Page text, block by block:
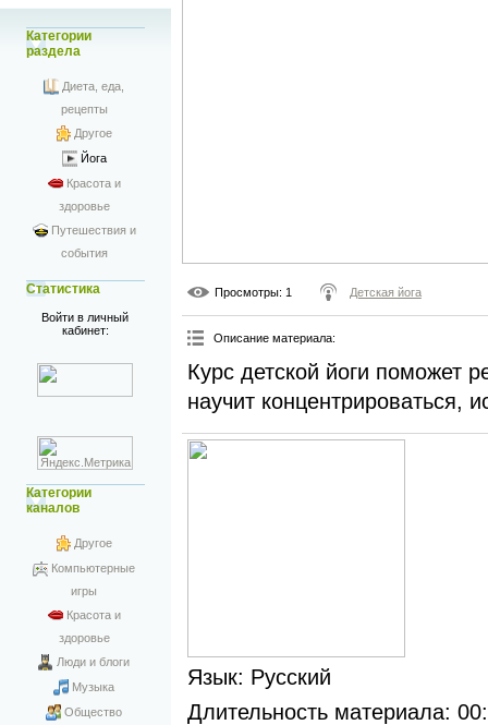
Категории
раздела
Диета, еда,
рецепты
Другое
Йога
Красота и
здоровье
Путешествия и
события
Статистика
Войти в личный
кабинет:
Категории
каналов
Другое
Компьютерные
игры
Красота и
здоровье
Люди и блоги
Музыка
Общество
Просмотры: 1 Детская йога
Описание материала:
Курс детской йоги поможет
научит концентрироваться,
Язык: Русский
Длительность материала: